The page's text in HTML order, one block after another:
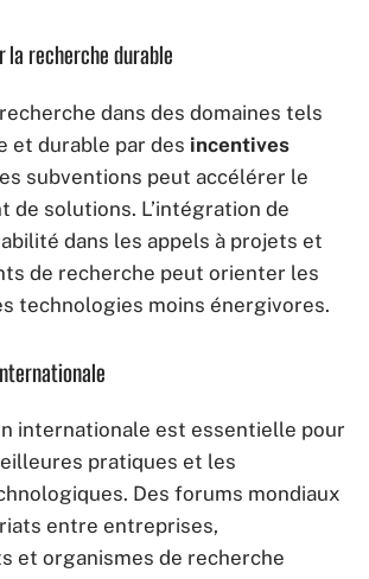
la recherche durable
dans des domaines tels
et durable par des incentives
subventions peut accélérer le
de solutions. L’intégration de
dans les appels à projets et
de recherche peut orienter les
technologies moins énergivores.
internationale est essentielle pour
pratiques et les
Des forums mondiaux
entre entreprises,
et organismes de recherche